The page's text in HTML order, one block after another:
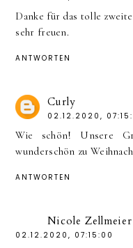
Danke für das tolle
sehr freuen.
ANTWORTEN
Curly
02.12.2020,
Wie schön! Unsere
wunderschön zu
ANTWORTEN
Nicole Zellmeier
02.12.2020, 07:15:00